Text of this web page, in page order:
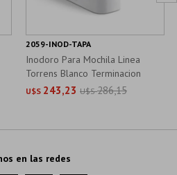
Inodoro Para Mochila Linea
Torrens Blanco Terminacion
Brillo
U$S 243,23 U$S 286,15
2059-INOD-TAPA
en las redes